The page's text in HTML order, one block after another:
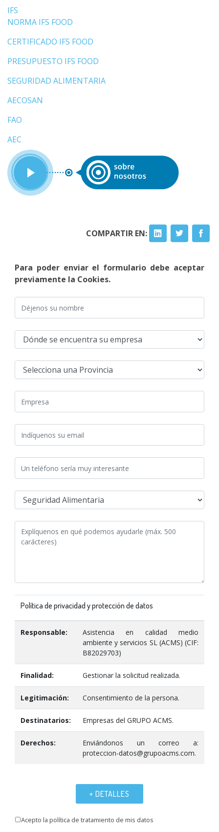
IFS
NORMA IFS FOOD
CERTIFICADO IFS FOOD
PRESUPUESTO IFS FOOD
SEGURIDAD ALIMENTARIA
AECOSAN
FAO
AEC
COMPARTIR EN:
Para poder enviar el formulario debe aceptar
previamente la Cookies.
Política de privacidad y protección de datos
Responsable:
Asistencia en calidad medio
ambiente y servicios SL (ACMS) (CIF:
B82029703)
Finalidad: Gestionar la solicitud realizada.
Legitimación: Consentimiento de la persona.
Destinatarios: Empresas del GRUPO ACMS.
Derechos:
Enviándonos un correo a:
proteccion-datos@grupoacms.com.
+ DETALLES
Acepto la política de tratamiento de mis datos